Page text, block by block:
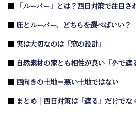
■
「ルーバー」とは？西日対策で注目さ
■ 庇とルーバー、どちらを選べばいい？
■ 実は大切なのは「窓の設計」
■ 自然素材の家とも相性が良い「外で遮
■ 西向きの土地＝悪い土地ではない
■ まとめ｜西日対策は「遮る」だけでな